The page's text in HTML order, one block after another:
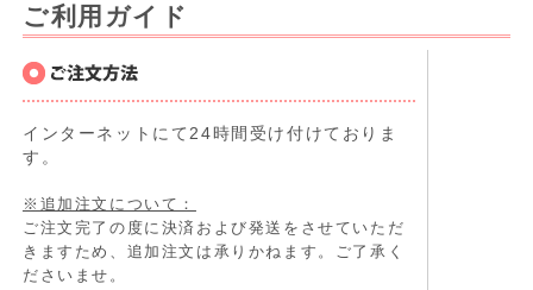
ご利用ガイド
インターネットにて24時間受け付けておりま
す。
※追加注文について：
ご注文完了の度に決済および発送をさせていただ
きますため、追加注文は承りかねます。ご了承く
ださいませ。